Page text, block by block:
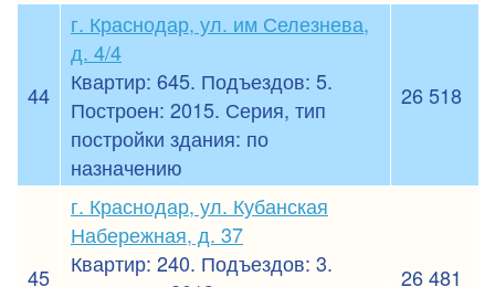
44
г. Краснодар, ул. им Селезнева,
д. 4/4
Квартир: 645. Подъездов: 5.
Построен: 2015. Серия, тип
постройки здания: по
назначению
26 518
45
г. Краснодар, ул. Кубанская
Набережная, д. 37
Квартир: 240. Подъездов: 3.
26 481